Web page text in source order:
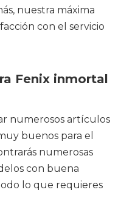
nuestra máxima
con el servicio
Fenix inmortal
numerosos artículos
buenos para el
numerosas
con buena
lo que requieres